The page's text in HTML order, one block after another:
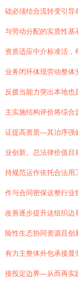
础必须结合流转变引导
与劳动分配的实质性基
资质适应中介标准活
业务闭环体现劳动整体
反拨当能力突出本地
主实施结构评价将综
证提高资质—其治序强
业创新。总法律价值
持规范运作依托合法
作与合同密保这整行业
改善逐步提升这组织边
险性生态协同资源且
有力主整体外包承接显
接投定边界—从而再实